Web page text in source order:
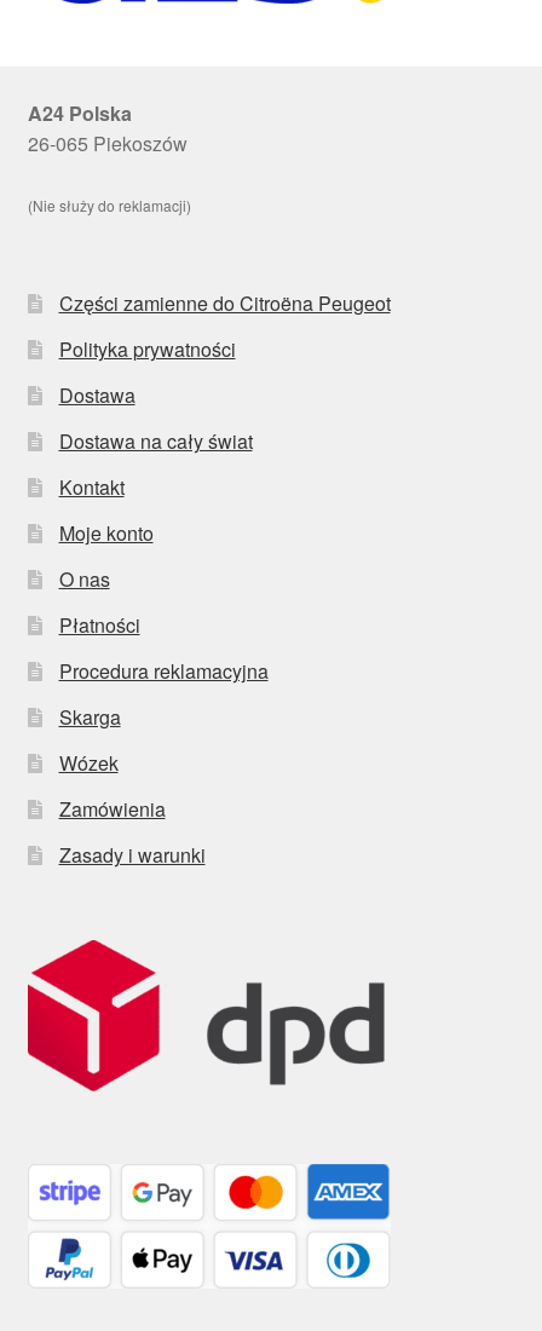
A24 Polska
26-065 Piekoszów
(Nie służy do reklamacji)
Części zamienne do Citroëna Peugeot
Polityka prywatności
Dostawa
Dostawa na cały świat
Kontakt
Moje konto
O nas
Płatności
Procedura reklamacyjna
Skarga
Wózek
Zamówienia
Zasady i warunki